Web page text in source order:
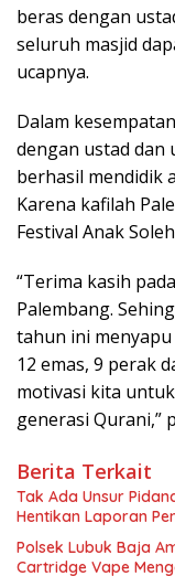
beras dengan
seluruh masjid
ucapnya.
Dalam
dengan ustad dan
berhasil mendidik
Karena kafilah
Festival Anak
“Terima kasih
Palembang.
tahun ini
12 emas, 9 perak
motivasi kita
generasi Qurani,”
Berita Terkait
Tak Ada Unsur
Hentikan Laporan
Polsek Lubuk Baja
Cartridge Vape